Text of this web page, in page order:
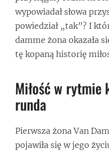
wypowiadał słowa
powiedział „tak”? I
damme żona okazała
tę kopaną historię
Miłość w rytmie
runda
Pierwsza żona Van
pojawiła się w jego